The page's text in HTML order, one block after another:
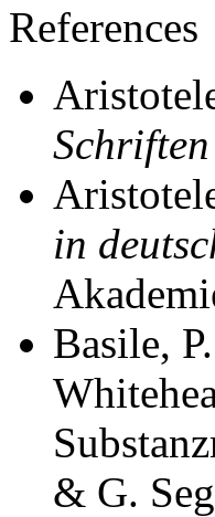
References
in
Basile,
& G.